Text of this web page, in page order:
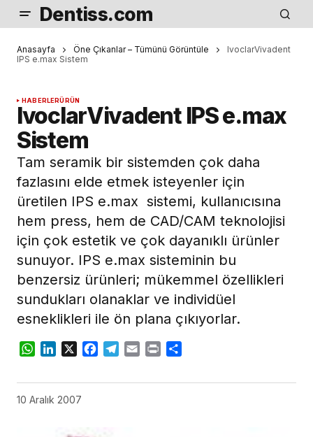
Dentiss.com
Anasayfa Öne Çıkanlar – Tümünü Görüntüle
IvoclarVivadent
IPS e.max Sistem
HABERLERÜRÜN
IvoclarVivadent IPS e.max
Sistem
Tam seramik bir sistemden çok daha
fazlasını elde etmek isteyenler için
üretilen IPS e.max sistemi, kullanıcısına
hem press, hem de CAD/CAM teknolojisi
için çok estetik ve çok dayanıklı ürünler
sunuyor. IPS e.max sisteminin bu
benzersiz ürünleri; mükemmel özellikleri
sundukları olanaklar ve individüel
esneklikleri ile ön plana çıkıyorlar.
WhatsApp
LinkedIn
X Facebook
Telegram
Email Print
10 Aralık 2007